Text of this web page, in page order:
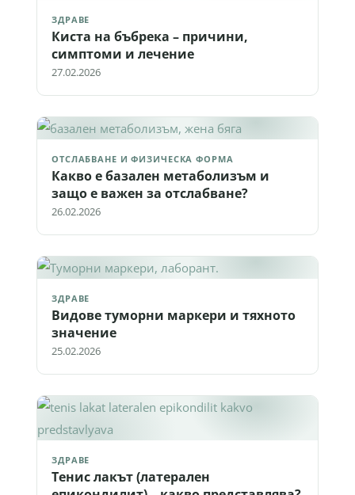
ЗДРАВЕ
Киста на бъбрека – причини,
симптоми и лечение
27.02.2026
ОТСЛАБВАНЕ И ФИЗИЧЕСКА ФОРМА
Какво е базален метаболизъм и
защо е важен за отслабване?
26.02.2026
ЗДРАВЕ
Видове туморни маркери и тяхното
значение
25.02.2026
ЗДРАВЕ
Тенис лакът (латерален